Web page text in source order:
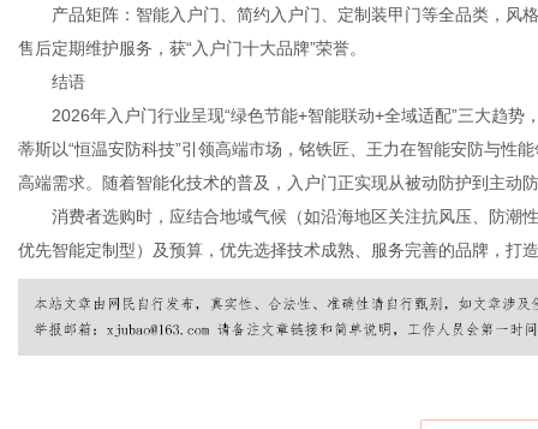
产品矩阵：智能入户门、简约入户门、定制装甲门等全品类，风
售后定期维护服务，获“入户门十大品牌”荣誉。
结语
2026年入户门行业呈现“绿色节能+智能联动+全域适配”三大趋势
蒂斯以“恒温安防科技”引领高端市场，铭铁匠、王力在智能安防与性
高端需求。随着智能化技术的普及，入户门正实现从被动防护到主动
消费者选购时，应结合地域气候（如沿海地区关注抗风压、防潮
优先智能定制型）及预算，优先选择技术成熟、服务完善的品牌，打